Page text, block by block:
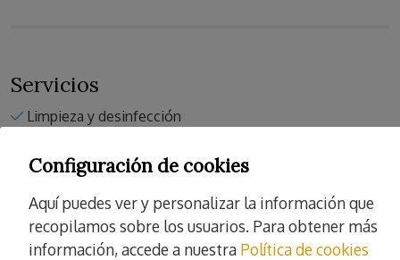
Servicios
Limpieza y desinfección
Ropa de casa limpiada a alta temperatura
Estandares de limpieza de España
Configuración de cookies
Aquí puedes ver y personalizar la información que
recopilamos sobre los usuarios. Para obtener más
información, accede a nuestra Política de cookies